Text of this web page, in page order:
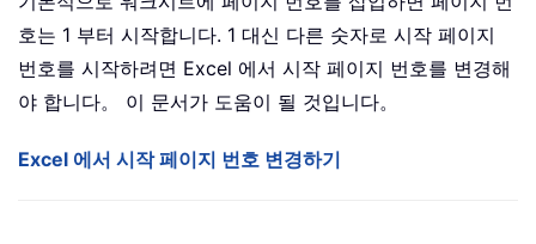
호는 1 부터 시작합니다. 1 대신 다른 숫자로 시작 페이지
번호를 시작하려면 Excel 에서 시작 페이지 번호를 변경해
야 합니다。 이 문서가 도움이 될 것입니다。
Excel 에서 시작 페이지 번호 변경하기